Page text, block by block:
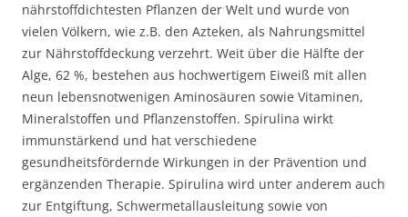
nährstoffdichtesten Pflanzen der Welt und wurde von
vielen Völkern, wie z.B. den Azteken, als Nahrungsmittel
zur Nährstoffdeckung verzehrt. Weit über die Hälfte der
Alge, 62 %, bestehen aus hochwertigem Eiweiß mit allen
neun lebensnotwenigen Aminosäuren sowie Vitaminen,
Mineralstoffen und Pflanzenstoffen. Spirulina wirkt
immunstärkend und hat verschiedene
gesundheitsfördernde Wirkungen in der Prävention und
ergänzenden Therapie. Spirulina wird unter anderem auch
zur Entgiftung, Schwermetallausleitung sowie von